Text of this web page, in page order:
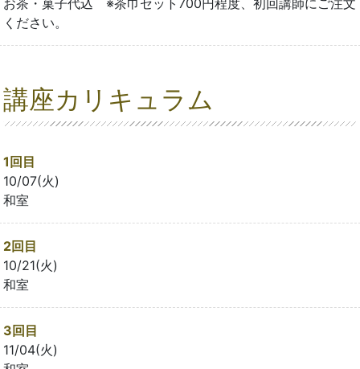
ください。
講座カリキュラム
1回目
10/07(火)
和室
2回目
10/21(火)
和室
3回目
11/04(火)